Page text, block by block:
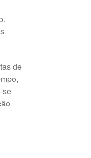
de
se